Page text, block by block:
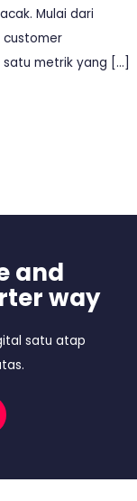
Mulai dari
customer
metrik yang […]
and
way
satu atap